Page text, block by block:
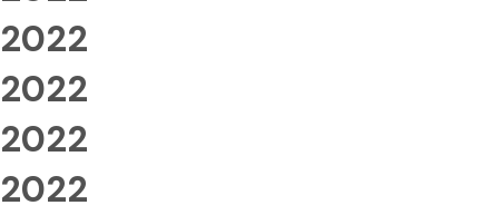
2022
2022
2022
2022